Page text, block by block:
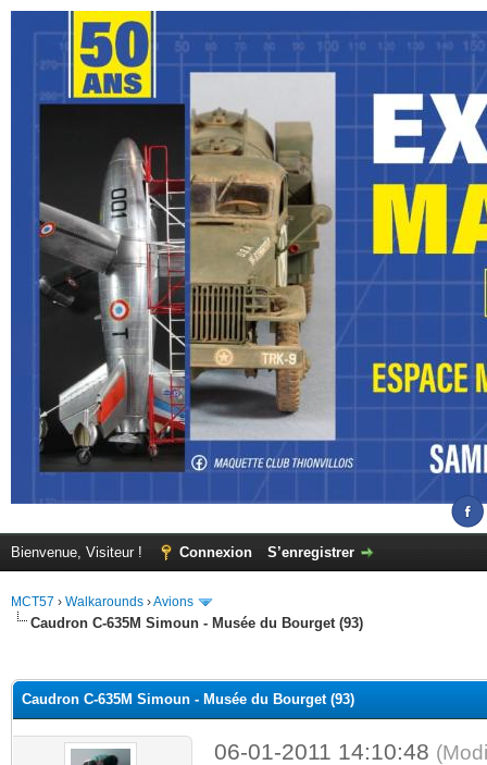
Bienvenue, Visiteur ! Connexion S’enregistrer
MCT57 › Walkarounds ›Avions
Caudron C-635M Simoun - Musée du Bourget (93)
Caudron C-635M Simoun - Musée du Bourget (93)
06-01-2011 14:10:48